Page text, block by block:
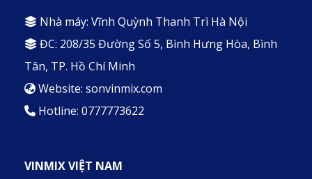
Nhà máy: Vĩnh Quỳnh Thanh Trì Hà Nội
ĐC: 208/35 Đường Số 5, Bình Hưng Hòa, Bình
Tân, TP. Hồ Chí Minh
Website: sonvinmix.com
Hotline: 0777773622
VINMIX VIỆT NAM